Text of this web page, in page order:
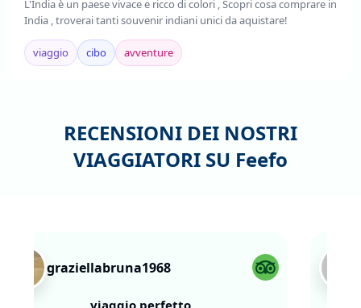
L'India è un paese vivace e ricco di colori , Scopri cosa comprare in
India , troverai tanti souvenir indiani unici da aquistare!
viaggio cibo avventure
RECENSIONI DEI NOSTRI
VIAGGIATORI SU Feefo
graziellabruna1968
viaggio perfetto